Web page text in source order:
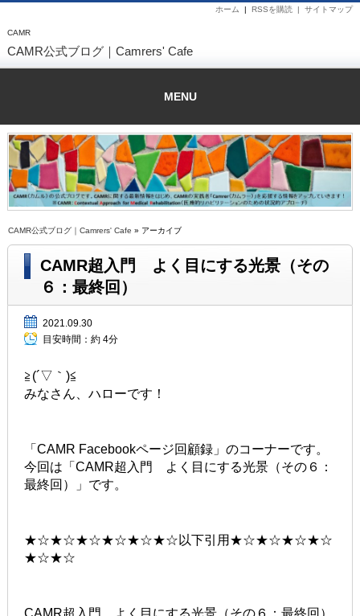
CAMR
サイトマップ
RSSを購読 |
ホーム |
CAMR公式ブログ｜Camrers' Cafe
MENU
CAMR公式ブログ｜Camrers' Cafe » アーカイブ
CAMR超入門 よく目にする光景（その
６：最終回）
2021.09.30
目安時間： 約 4分
≧(´▽｀)≦
みなさん、ハローです！
「CAMR Facebookページ回顧録」のコーナーです。
今回は「CAMR超入門 よく目にする光景（その６：
最終回）」です。
★☆★☆★☆★☆★☆★☆以下引用★☆★☆★☆★☆
★☆★☆
CAMR超入門 よく目にする光景（その６：最終回）